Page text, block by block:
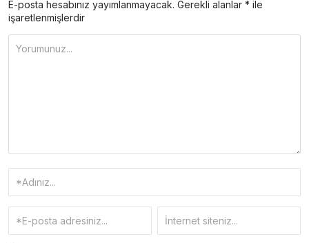
E-posta hesabınız yayımlanmayacak. Gerekli alanlar * ile
işaretlenmişlerdir